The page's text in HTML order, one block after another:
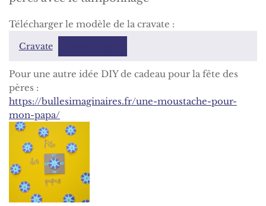
Télécharger le modèle de la cravate :
Cravate
Pour une autre idée DIY de cadeau pour la fête des
pères :
https://bullesimaginaires.fr/une-moustache-pour-
mon-papa/